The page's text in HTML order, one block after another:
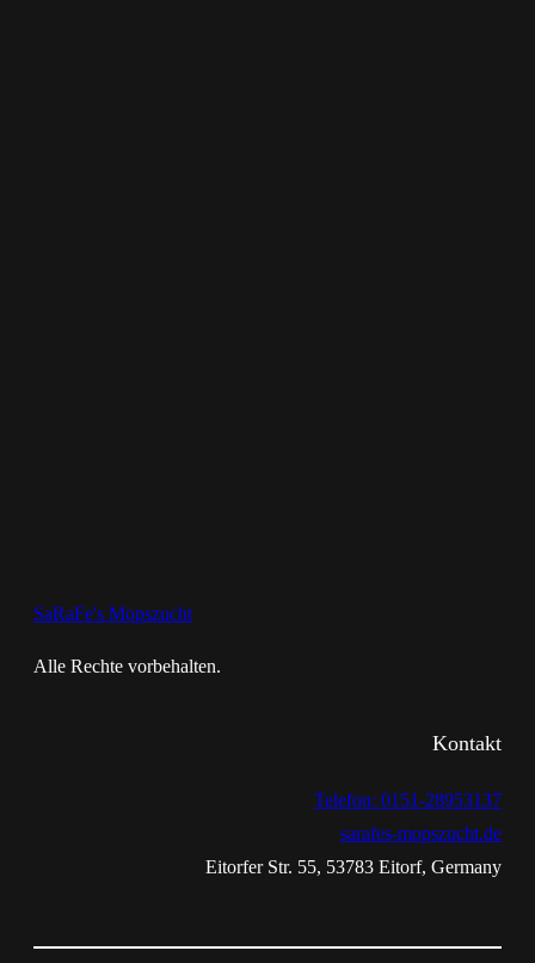
SaRaFe's Mopszucht
Alle Rechte vorbehalten.
Kontakt
Telefon: 0151-28953137
sarafes-mopszucht.de
Eitorfer Str. 55, 53783 Eitorf, Germany